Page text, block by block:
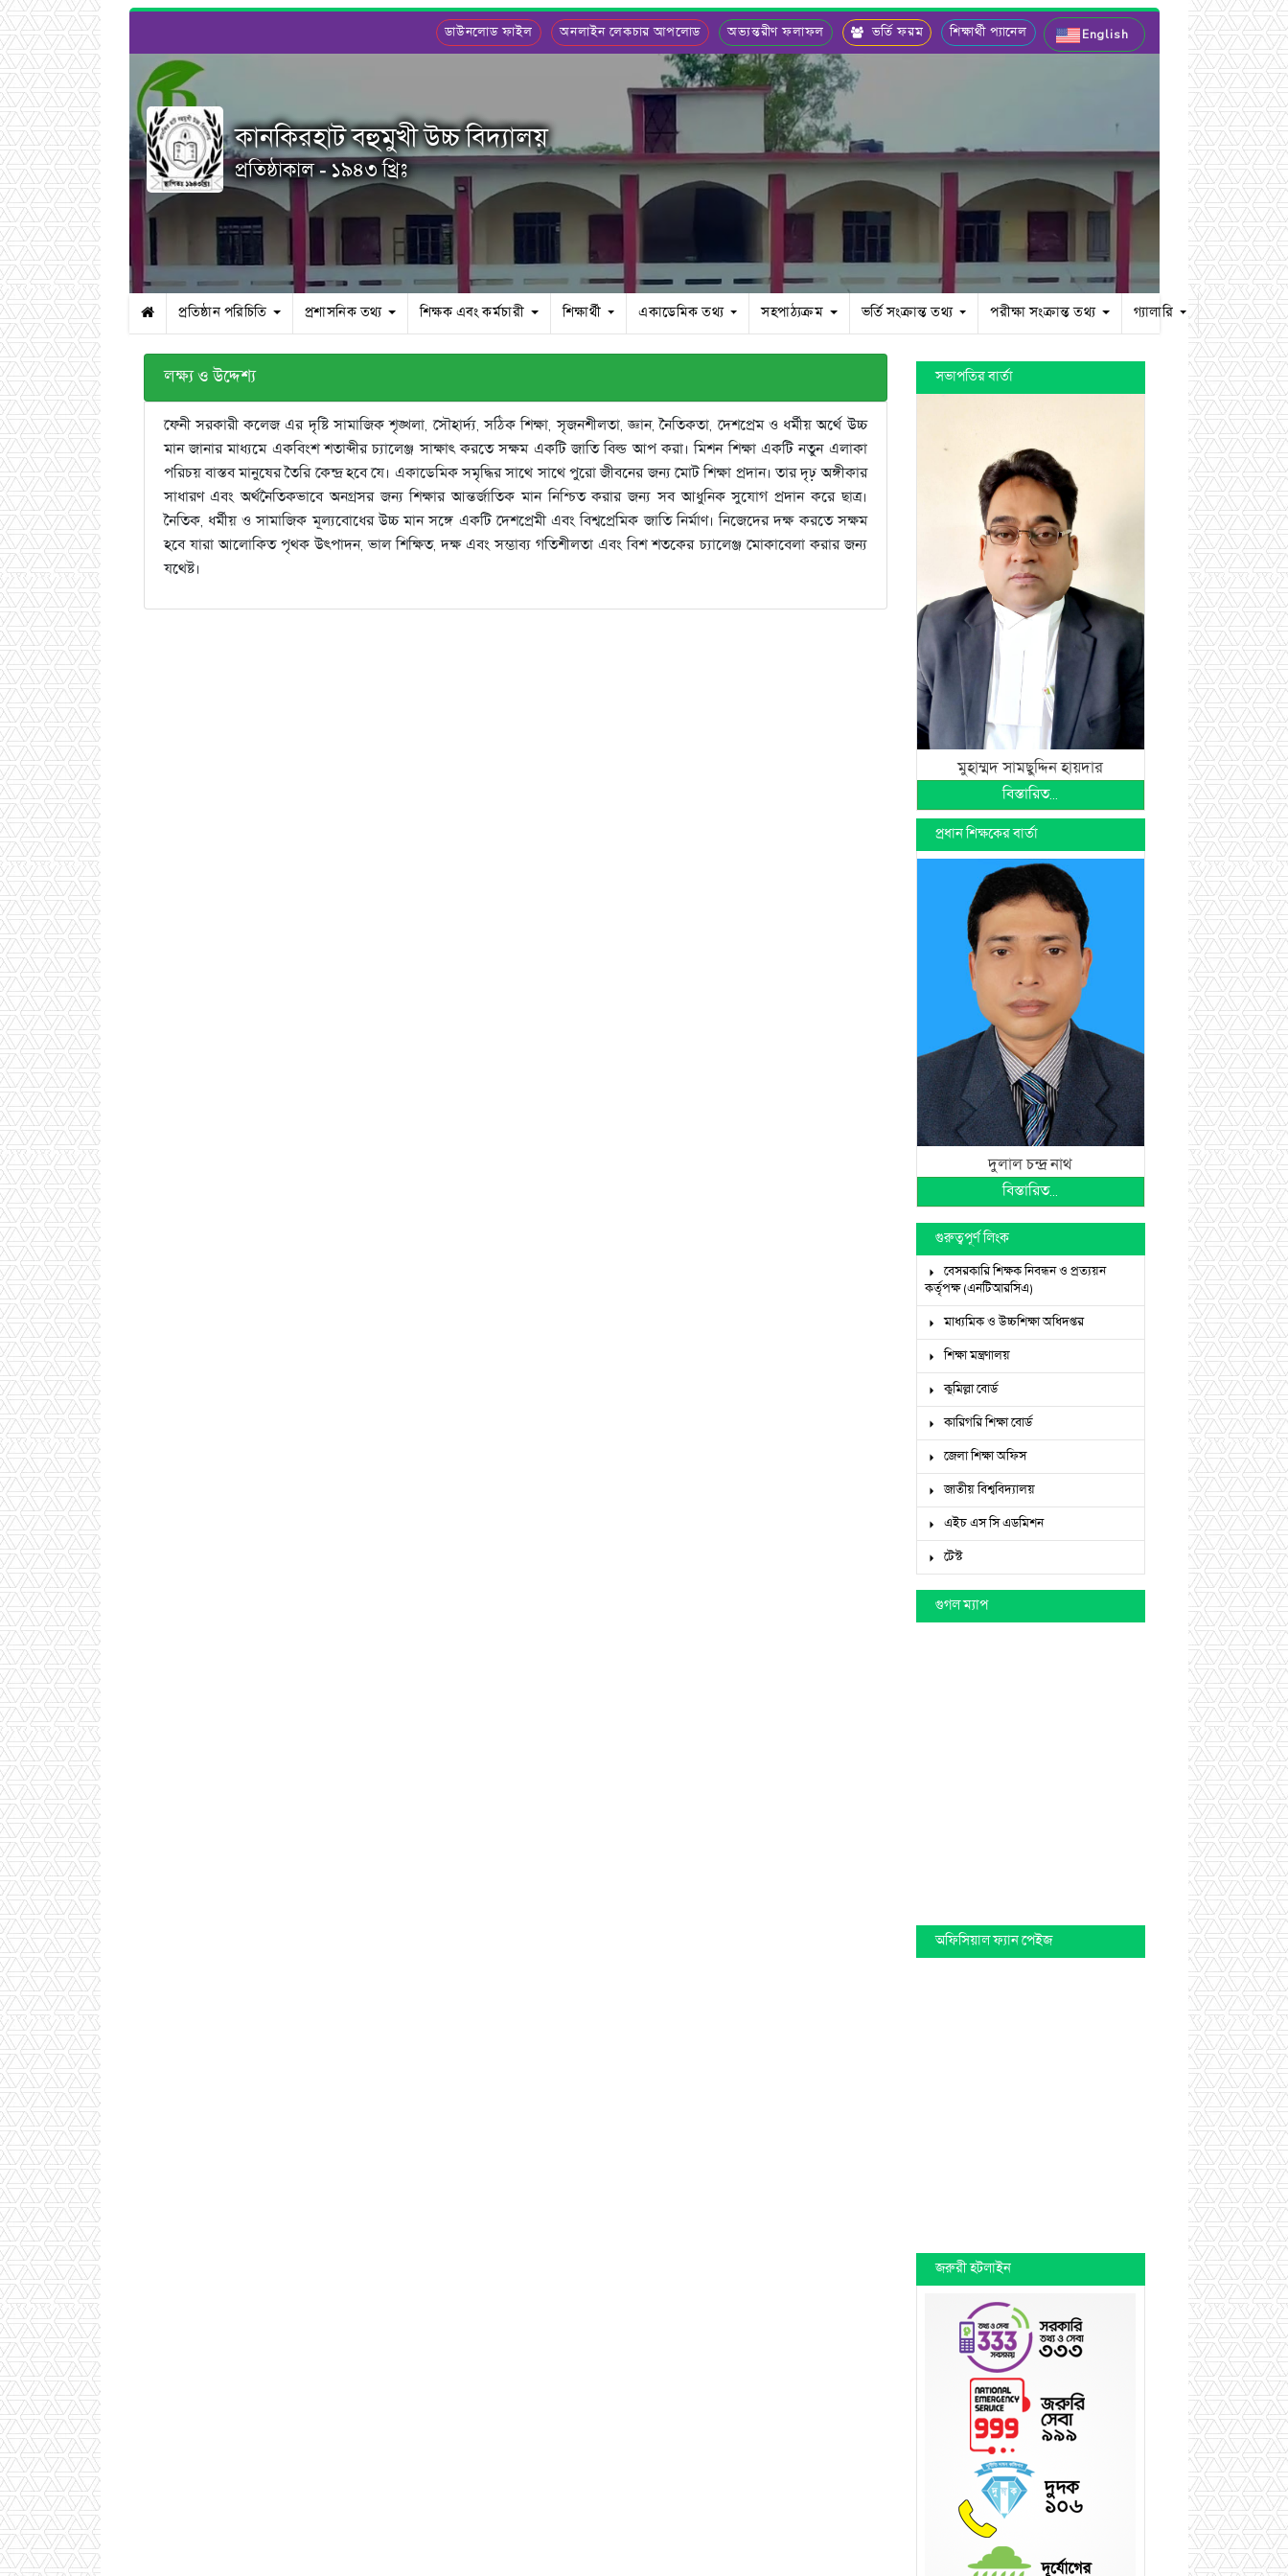
ডাউনলোড ফাইল অনলাইন লেকচার আপলোড অভ্যন্তরীণ ফলাফল ভর্তি ফরম শিক্ষার্থী প্যানেল English
কানকিরহাট বহুমুখী উচ্চ বিদ্যালয়
প্রতিষ্ঠাকাল - ১৯৪৩ খ্রিঃ
প্রতিষ্ঠান পরিচিতি প্রশাসনিক তথ্য শিক্ষক এবং কর্মচারী শিক্ষার্থী একাডেমিক তথ্য সহপাঠ্যক্রম ভর্তি সংক্রান্ত তথ্য পরীক্ষা সংক্রান্ত তথ্য গ্যালারি
লক্ষ্য ও উদ্দেশ্য
ফেনী সরকারী কলেজ এর দৃষ্টি সামাজিক শৃঙ্খলা, সৌহার্দ্য, সঠিক শিক্ষা, সৃজনশীলতা, জ্ঞান, নৈতিকতা, দেশপ্রেম ও ধর্মীয় অর্থে উচ্চ
মান জানার মাধ্যমে একবিংশ শতাব্দীর চ্যালেঞ্জ সাক্ষাৎ করতে সক্ষম একটি জাতি বিল্ড আপ করা। মিশন শিক্ষা একটি নতুন এলাকা
পরিচয় বাস্তব মানুষের তৈরি কেন্দ্র হবে যে। একাডেমিক সমৃদ্ধির সাথে সাথে পুরো জীবনের জন্য মোট শিক্ষা প্রদান। তার দৃঢ় অঙ্গীকার
সাধারণ এবং অর্থনৈতিকভাবে অনগ্রসর জন্য শিক্ষার আন্তর্জাতিক মান নিশ্চিত করার জন্য সব আধুনিক সুযোগ প্রদান করে ছাত্র।
নৈতিক, ধর্মীয় ও সামাজিক মূল্যবোধের উচ্চ মান সঙ্গে একটি দেশপ্রেমী এবং বিশ্বপ্রেমিক জাতি নির্মাণ। নিজেদের দক্ষ করতে সক্ষম
হবে যারা আলোকিত পৃথক উত্পাদন, ভাল শিক্ষিত, দক্ষ এবং সম্ভাব্য গতিশীলতা এবং বিশ শতকের চ্যালেঞ্জ মোকাবেলা করার জন্য
যথেষ্ট।
সভাপতির বার্তা
মুহাম্মদ সামছুদ্দিন হায়দার
বিস্তারিত...
প্রধান শিক্ষকের বার্তা
দুলাল চন্দ্র নাথ
বিস্তারিত...
গুরুত্বপূর্ণ লিংক
বেসরকারি শিক্ষক নিবন্ধন ও প্রত্যয়ন
কর্তৃপক্ষ (এনটিআরসিএ)
মাধ্যমিক ও উচ্চশিক্ষা অধিদপ্তর
শিক্ষা মন্ত্রণালয়
কুমিল্লা বোর্ড
কারিগরি শিক্ষা বোর্ড
জেলা শিক্ষা অফিস
জাতীয় বিশ্ববিদ্যালয়
এইচ এস সি এডমিশন
টেস্ট
গুগল ম্যাপ
অফিসিয়াল ফ্যান পেইজ
জরুরী হটলাইন